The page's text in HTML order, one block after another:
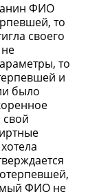
ФИО
то
своего
то
и
было
свой
ФИО не